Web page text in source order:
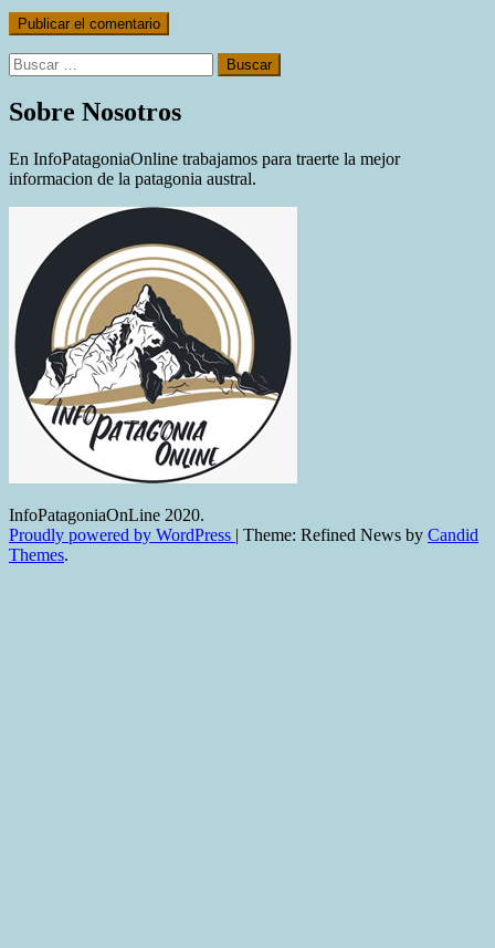
Buscar:
Sobre Nosotros
En InfoPatagoniaOnline trabajamos para traerte la mejor
informacion de la patagonia austral.
InfoPatagoniaOnLine 2020.
Proudly powered by WordPress | Theme: Refined News by Candid
Themes.